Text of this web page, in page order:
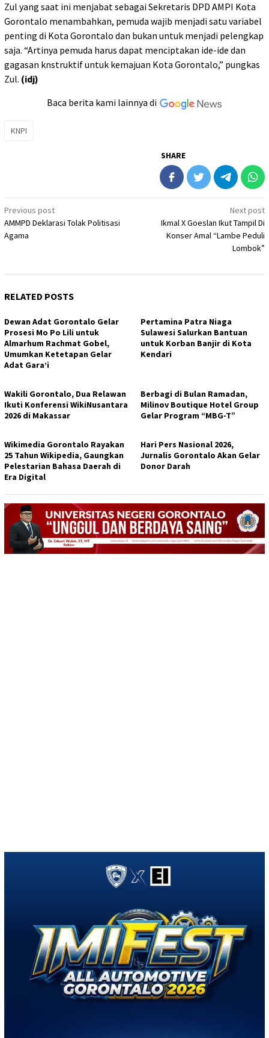
Zul yang saat ini menjabat sebagai Sekretaris DPD AMPI Kota
Gorontalo menambahkan, pemuda wajib menjadi satu variabel
penting di Kota Gorontalo dan bukan untuk menjadi pelengkap
saja. “Artinya pemuda harus dapat menciptakan ide-ide dan
gagasan knstruktif untuk kemajuan Kota Gorontalo,” pungkas
Zul. (idj)
Baca berita kami lainnya di
KNPI
SHARE
Post
navigation
Previous post
AMMPD Deklarasi Tolak Politisasi
Agama
Next post
Ikmal X Goeslan Ikut Tampil Di
Konser Amal “Lambe Peduli
Lombok”
RELATED POSTS
Dewan Adat Gorontalo Gelar
Prosesi Mo Po Lili untuk
Almarhum Rachmat Gobel,
Umumkan Ketetapan Gelar
Adat Gara’i
Pertamina Patra Niaga
Sulawesi Salurkan Bantuan
untuk Korban Banjir di Kota
Kendari
Wakili Gorontalo, Dua Relawan
Ikuti Konferensi WikiNusantara
2026 di Makassar
Berbagi di Bulan Ramadan,
Milinov Boutique Hotel Group
Gelar Program “MBG-T”
Wikimedia Gorontalo Rayakan
25 Tahun Wikipedia, Gaungkan
Pelestarian Bahasa Daerah di
Era Digital
Hari Pers Nasional 2026,
Jurnalis Gorontalo Akan Gelar
Donor Darah